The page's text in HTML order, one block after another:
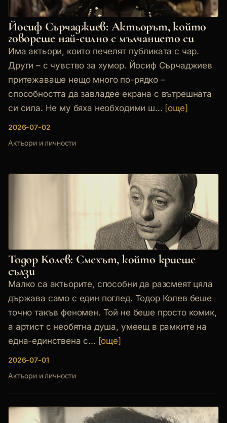
Йосиф Сърчаджиев: Актьорът, който
говореше най-силно с мълчанието си
Има актьори, които печелят публиката с чар.
Други – с чувство за хумор. Йосиф Сърчаджиев
притежаваше нещо много по-рядко –
способността да завладее екрана с вътрешната
си сила. Не му бяха необходими ш... [още]
2026-07-02
Актьори и личности
Тодор Колев: Смехът, който криеше
сълзи
Малко са актьорите, способни да разсмеят цяла
държава само с един поглед. Тодор Колев беше
точно такъв феномен. Той не беше просто комик,
а артист с необятна душа, умеещ в рамките на
една-единствена с... [още]
2026-07-01
Актьори и личности